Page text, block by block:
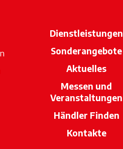
Dienstleistungen
Sonderangebote
Aktuelles
Messen und
Veranstaltungen
Händler Finden
Kontakte